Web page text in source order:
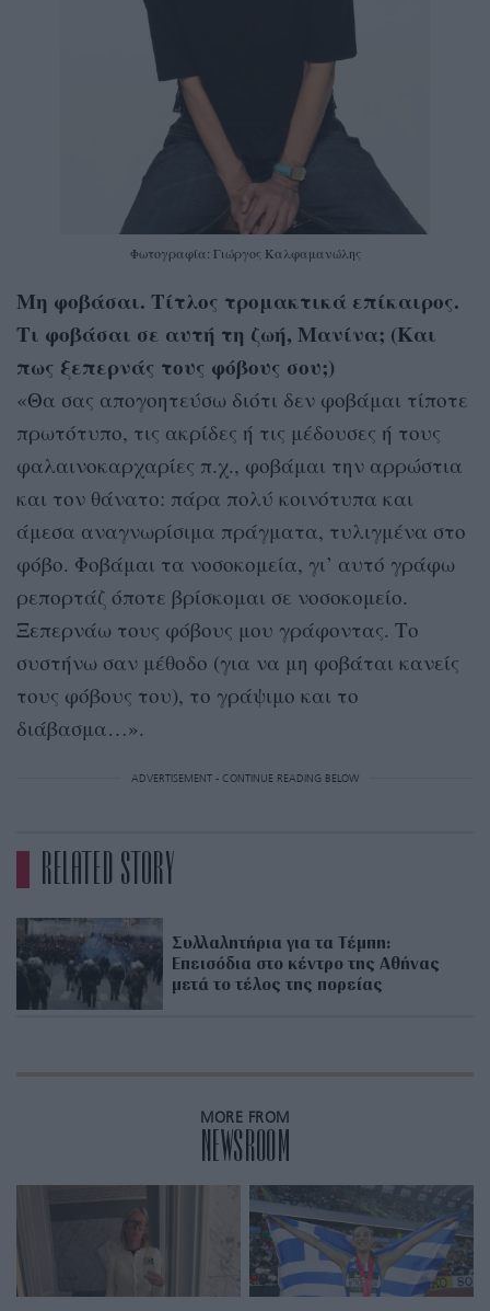
Φωτογραφία: Γιώργος Καλφαμανώλης
Μη φοβάσαι. Τίτλος τρομακτικά επίκαιρος.
Τι φοβάσαι σε αυτή τη ζωή, Μανίνα; (Και
πως ξεπερνάς τους φόβους σου;)
«Θα σας απογοητεύσω διότι δεν φοβάμαι τίποτε
πρωτότυπο, τις ακρίδες ή τις μέδουσες ή τους
φαλαινοκαρχαρίες π.χ., φοβάμαι την αρρώστια
και τον θάνατο: πάρα πολύ κοινότυπα και
άμεσα αναγνωρίσιμα πράγματα, τυλιγμένα στο
φόβο. Φοβάμαι τα νοσοκομεία, γι’ αυτό γράφω
ρεπορτάζ όποτε βρίσκομαι σε νοσοκομείο.
Ξεπερνάω τους φόβους μου γράφοντας. Το
συστήνω σαν μέθοδο (για να μη φοβάται κανείς
τους φόβους του), το γράψιμο και το
διάβασμα…».
ADVERTISEMENT - CONTINUE READING BELOW
RELATED STORY
Συλλαλητήρια για τα Τέμπη:
Επεισόδια στο κέντρο της Αθήνας
μετά το τέλος της πορείας
MORE FROM
NEWSROOM